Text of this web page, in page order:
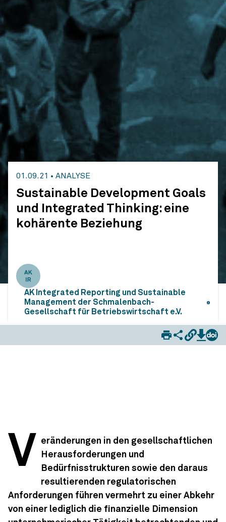
01.09.21 • ANALYSE
Sustainable Development Goals
und Integrated Thinking: eine
kohärente Beziehung
AK Integrated Reporting und Sustainable
Management der Schmalenbach-
Gesellschaft für Betriebswirtschaft e.V.
Sustainable Development Goals und Integrated Thinking: eine kohärente Beziehung
V
eränderungen in den gesellschaftlichen
Herausforderungen und
Bedürfnisstrukturen sowie den daraus
resultierenden regulatorischen
Anforderungen führen vermehrt zu einer Abkehr
von einer lediglich die finanzielle Dimension